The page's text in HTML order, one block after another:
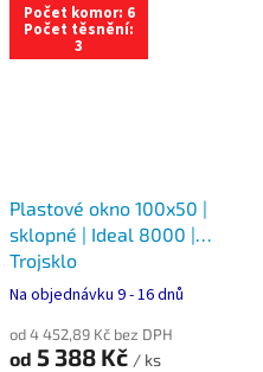
Počet komor: 6
Počet těsnění:
3
Plastové okno 100x50 |
sklopné | Ideal 8000 |
Trojsklo
Na objednávku 9 - 16 dnů
od 4 452,89 Kč bez DPH
od 5 388 Kč / ks